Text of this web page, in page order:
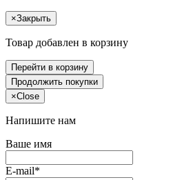
×Закрыть
Товар добавлен в корзину
Перейти в корзину
Продолжить покупки
×Close
Напишите нам
Ваше имя
E-mail*